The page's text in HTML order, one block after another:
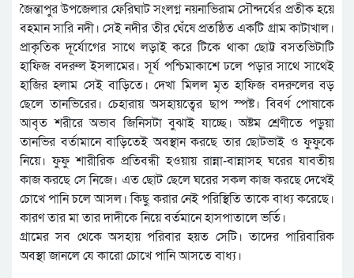
জৈন্তাপুর উপজেলার ফেরিঘাট সংলগ্ন নয়নাভিরাম সৌন্দর্যের প্রতীক হয়ে
বহমান সারি নদী। সেই নদীর তীর ঘেঁষে প্রতষ্ঠিত একটি গ্রাম কাটাখাল।
প্রাকৃতিক দূর্যোগের সাথে লড়াই করে টিকে থাকা ছোট্ট বসতভিটাটি
হাফিজ বদরুল ইসলামের। সূর্য পশ্চিমাকাশে ঢলে পড়ার সাথে সাথেই
হাজির হলাম সেই বাড়িতে। দেখা মিলল মৃত হাফিজ বদরুলের বড়
ছেলে তানভিরের। চেহারায় অসহায়ত্বের ছাপ স্পষ্ট। বিবর্ণ পোষাকে
আবৃত শরীরে অভাব জিনিসটা বুঝাই যাচ্ছে। অষ্টম শ্রেণীতে পড়ুয়া
তানভির বর্তামানে বাড়িতেই অবস্থান করছে তার ছোটভাই ও ফুফুকে
নিয়ে। ফুফু শারীরিক প্রতিবন্ধী হওয়ায় রান্না-বান্নাসহ ঘরের যাবতীয়
কাজ করছে সে নিজে। এত ছোট ছেলে ঘরের সকল কাজ করছে দেখেই
চোখে পানি চলে আসল। কিছু করার নেই পরিস্থিতি তাকে বাধ্য করেছে।
কারণ তার মা তার দাদীকে নিয়ে বর্তমানে হাসপাতালে ভর্তি।
গ্রামের সব থেকে অসহায় পরিবার হয়ত সেটি। তাদের পারিবারিক
অবস্থা জানলে যে কারো চোখে পানি আসতে বাধ্য।